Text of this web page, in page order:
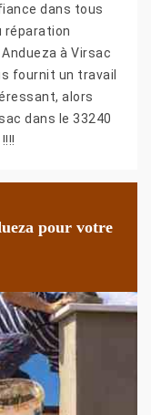
dans tous
réparation
à Virsac
fournit un travail
alors
dans le 33240
pour votre